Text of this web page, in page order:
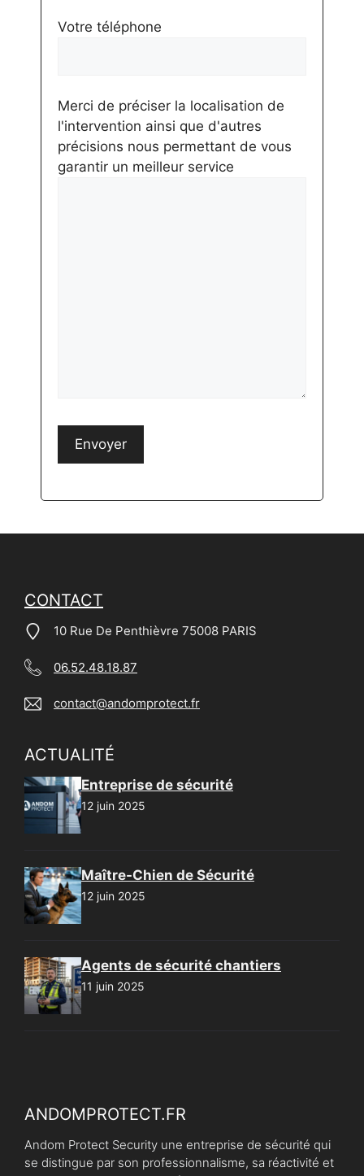
Votre téléphone
Merci de préciser la localisation de
l'intervention ainsi que d'autres
précisions nous permettant de vous
garantir un meilleur service
CONTACT
10 Rue De Penthièvre 75008 PARIS
06.52.48.18.87
contact@andomprotect.fr
ACTUALITÉ
Entreprise de sécurité
12 juin 2025
Maître-Chien de Sécurité
12 juin 2025
Agents de sécurité chantiers
11 juin 2025
ANDOMPROTECT.FR
Andom Protect Security une entreprise de sécurité qui
se distingue par son professionnalisme, sa réactivité et